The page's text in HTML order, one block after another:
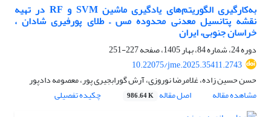
به‌کارگیری الگوریتم‌های یادگیری ماشین SVM و RF در تهیه
نقشه پتانسیل معدنی محدوده مس – طلای پورفیری شادان ،
خراسان جنوبی، ایران
دوره 24، شماره 84، بهار 1405، صفحه
227-251
10.22075/jme.2025.35411.2743
حسن حسین زاده، غلامرضا نوروزی، آرش گورابجیری پور، معصومه دادپور
مشاهده مقاله
اصل مقاله 986.64 K چکیده تفصیلی